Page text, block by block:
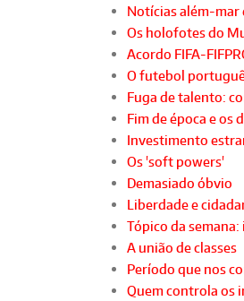
Notícias além-mar
Os holofotes do
Acordo FIFA-
O futebol
Fuga de talento:
Fim de época e os
Investimento
Os 'soft powers'
Demasiado óbvio
Liberdade e
Tópico da
A união de classes
Período que nos
Quem controla os